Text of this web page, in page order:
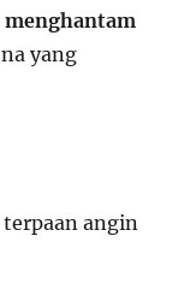
menghantam
yang
angin